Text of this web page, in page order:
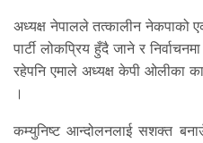
अध्यक्ष नेपालले तत्कालीन नेकपाको
पार्टी लोकप्रिय हुँदै जाने र
रहेपनि एमाले अध्यक्ष केपी ओलीका
।
कम्युनिष्ट आन्दोलनलाई सशक्त